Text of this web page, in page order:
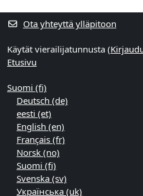
Täydentävät
Ota yhteyttä ylläpitoon
Käytät vierailijatunnusta (
Etusivu
Suomi ‎(fi)‎
Deutsch ‎(de)‎
eesti ‎(et)‎
English ‎(en)‎
Français ‎(fr)‎
Norsk ‎(no)‎
Suomi ‎(fi)‎
Svenska ‎(sv)‎
Українська ‎(uk)‎